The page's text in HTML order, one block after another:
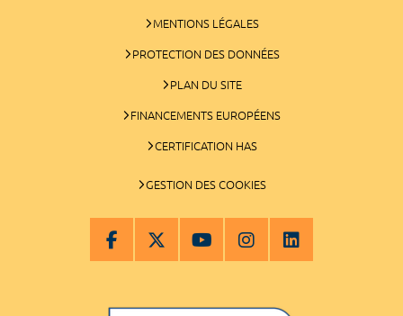
MENTIONS LÉGALES
PROTECTION DES DONNÉES
PLAN DU SITE
FINANCEMENTS EUROPÉENS
CERTIFICATION HAS
GESTION DES COOKIES